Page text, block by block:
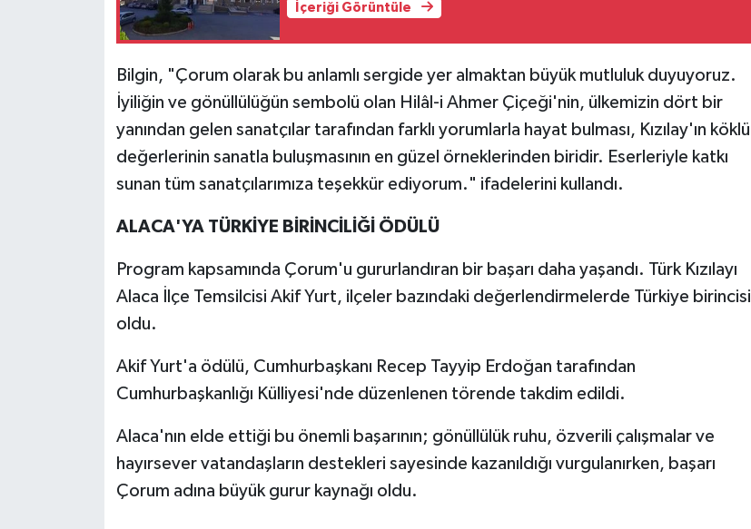
İçeriği Görüntüle
Bilgin, "Çorum olarak bu anlamlı sergide yer almaktan büyük mutluluk duyuyoruz.
İyiliğin ve gönüllülüğün sembolü olan Hilâl-i Ahmer Çiçeği'nin, ülkemizin dört bir
yanından gelen sanatçılar tarafından farklı yorumlarla hayat bulması, Kızılay'ın köklü
değerlerinin sanatla buluşmasının en güzel örneklerinden biridir. Eserleriyle katkı
sunan tüm sanatçılarımıza teşekkür ediyorum." ifadelerini kullandı.
ALACA'YA TÜRKİYE BİRİNCİLİĞİ ÖDÜLÜ
Program kapsamında Çorum'u gururlandıran bir başarı daha yaşandı. Türk Kızılayı
Alaca İlçe Temsilcisi Akif Yurt, ilçeler bazındaki değerlendirmelerde Türkiye birincisi
oldu.
Akif Yurt'a ödülü, Cumhurbaşkanı Recep Tayyip Erdoğan tarafından
Cumhurbaşkanlığı Külliyesi'nde düzenlenen törende takdim edildi.
Alaca'nın elde ettiği bu önemli başarının; gönüllülük ruhu, özverili çalışmalar ve
hayırsever vatandaşların destekleri sayesinde kazanıldığı vurgulanırken, başarı
Çorum adına büyük gurur kaynağı oldu.